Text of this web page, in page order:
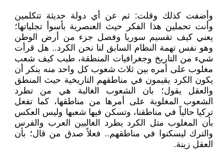
وأضفت كذلك وقلت: ثم عن أي دولة حديثة تتكلمين
وأنت تحملين هذا الفكر حيث العنصرية بأسوأ تجلياتها؛
يعني كيف تقسيم سوريا وفصل جزء من أرض الوطن
وهو نفس تهمة النظام السابق لنا نحن الكرد.. هل قرأت
شيء من التاريخ وجغرافيات المنطقة، طيب كيف شعب
مغلوب على أمره بين ثلاث شعوب كل واحد منه ينكر أن
يكون الكرد يقيمون في مناطقهم التاريخية حيث المنطق
والعقل يقول؛ بان الشعوب الغالبة هي من تطرد
الشعوب المغلوبة على أمرها من مناطقها، كما تفعل
تركيا حالياً في مناطقنا، وتسكن فيها شعبها وليس العكس
بأن المغلوب متل الكرد يطرد الغالبين العرب والفرس
والترك ليسكنوا في مناطقهم.. فعلاً صدق من قال؛ بأن
العقل زينة.